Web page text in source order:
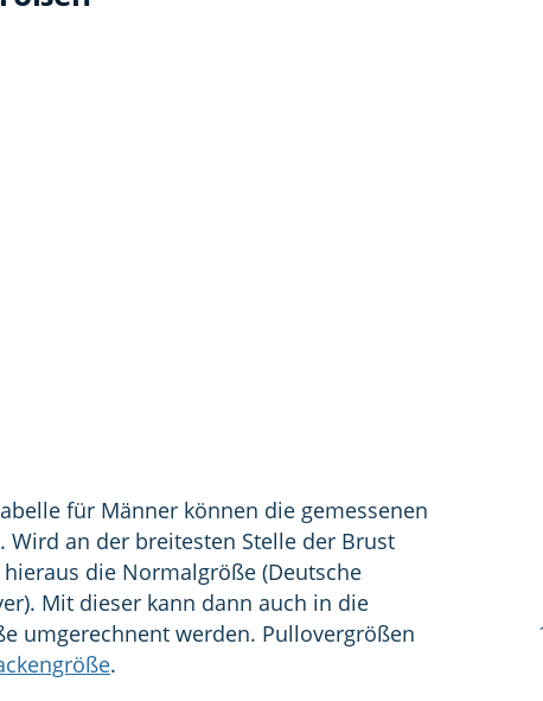
für Männer können die gemessenen
Wird an der breitesten Stelle der Brust
die Normalgröße (Deutsche
Mit dieser kann dann auch in die
umgerechnent werden. Pullovergrößen
.